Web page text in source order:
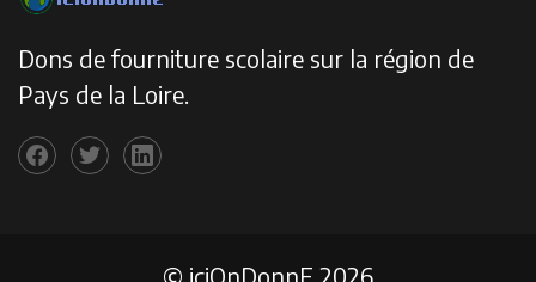
Dons de fourniture scolaire sur la région de
Pays de la Loire.
© iciOnDonnE 2026